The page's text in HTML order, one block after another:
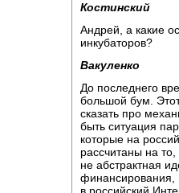
Костинский
Андрей, а какие
инкубаторов?
Вакуленко
До последнего
большой бум.
сказать про
быть ситуация
которые на
рассчитаны на
не абстрактная
финансирования,